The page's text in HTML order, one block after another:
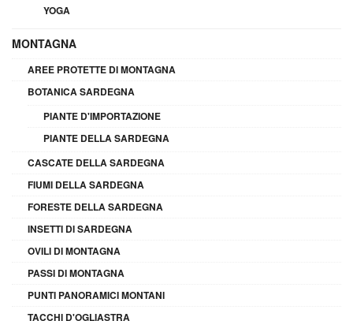
YOGA
MONTAGNA
AREE PROTETTE DI MONTAGNA
BOTANICA SARDEGNA
PIANTE D'IMPORTAZIONE
PIANTE DELLA SARDEGNA
CASCATE DELLA SARDEGNA
FIUMI DELLA SARDEGNA
FORESTE DELLA SARDEGNA
INSETTI DI SARDEGNA
OVILI DI MONTAGNA
PASSI DI MONTAGNA
PUNTI PANORAMICI MONTANI
TACCHI D'OGLIASTRA